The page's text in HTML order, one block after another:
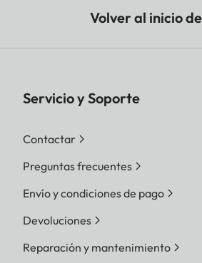
Volver al inicio
Servicio y Soporte
Contactar
Preguntas frecuentes
Envío y condiciones de pago
Devoluciones
Reparación y mantenimiento